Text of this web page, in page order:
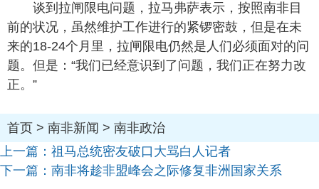
谈到拉闸限电问题，拉马弗萨表示，按照南非目
前的状况，虽然维护工作进行的紧锣密鼓，但是在未
来的18-24个月里，拉闸限电仍然是人们必须面对的问
题。但是：“我们已经意识到了问题，我们正在努力改
正。”
首页 > 南非新闻 > 南非政治
上一篇： 祖马总统密友破口大骂白人记者
下一篇： 南非将趁非盟峰会之际修复非洲国家关系